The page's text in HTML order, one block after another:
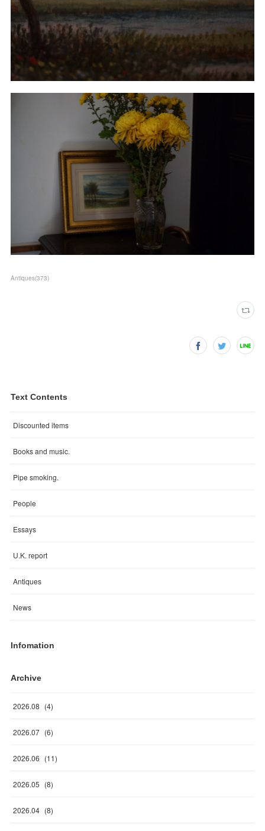
Antiques(373)
Text Contents
Discounted items
Books and music.
Pipe smoking.
People
Essays
U.K. report
Antiques
News
Infomation
Archive
2026.08 (4)
2026.07 (6)
2026.06 (11)
2026.05 (8)
2026.04 (8)